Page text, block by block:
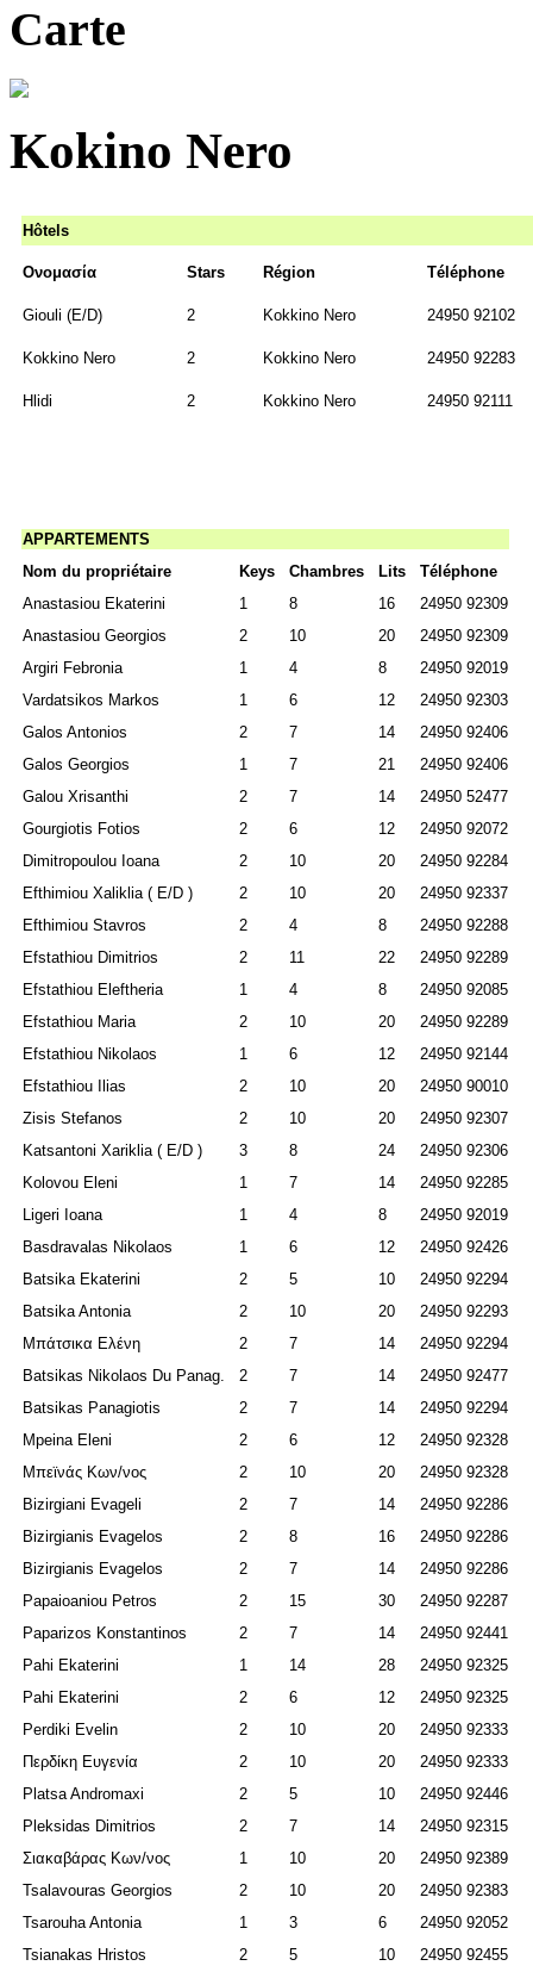
Carte
Kokino Nero
Hôtels
Ονομασία Stars Région Téléphone
Giouli (Ε/D) 2 Kokkino Nero 24950 92102
Kokkino Nero 2 Kokkino Nero 24950 92283
Hlidi 2 Kokkino Nero 24950 92111
APPARTEMENTS
Nom du propriétaire
Keys Chambres Lits
Téléphone
Anastasiou Ekaterini
1 8 16
24950 92309
Anastasiou Georgios
2 10 20
24950 92309
Argiri Febronia
1 4 8
24950 92019
Vardatsikos Markos
1 6 12
24950 92303
Galos Antonios
2 7 14
24950 92406
Galos Georgios
1 7 21
24950 92406
Galou Xrisanthi
2 7 14
24950 52477
Gourgiotis Fotios
2 6 12
24950 92072
Dimitropoulou Ioana
2 10 20
24950 92284
Efthimiou Xaliklia ( Ε/D )
2 10 20
24950 92337
Efthimiou Stavros
2 4 8
24950 92288
Efstathiou Dimitrios
2 11 22
24950 92289
Efstathiou Eleftheria
1 4 8
24950 92085
Efstathiou Maria 2 10 20
24950 92289
Efstathiou Nikolaos 1 6 12
24950 92144
Efstathiou Ilias
2 10 20
24950 90010
Zisis Stefanos
2 10 20
24950 92307
Katsantoni Xariklia ( Ε/D )
3 8 24
24950 92306
Kolovou Eleni
1 7 14
24950 92285
Ligeri Ioana
1 4 8
24950 92019
Basdravalas Nikolaos
1 6 12
24950 92426
Batsika Ekaterini
2 5 10
24950 92294
Batsika Antonia
2 10 20
24950 92293
Μπάτσικα Ελένη
2 7 14
24950 92294
Batsikas Nikolaos Du Panag.
2 7 14
24950 92477
Batsikas Panagiotis
2 7 14
24950 92294
Mpeina Eleni
2 6 12
24950 92328
Μπεϊνάς Κων/νος
2 10 20
24950 92328
Bizirgiani Evageli
2 7 14
24950 92286
Bizirgianis Evagelos 2 8 16
24950 92286
Bizirgianis Evagelos 2 7 14
24950 92286
Papaioaniou Petros
2 15 30
24950 92287
Paparizos Konstantinos
2 7 14
24950 92441
Pahi Ekaterini
1 14 28
24950 92325
Pahi Ekaterini
2 6 12
24950 92325
Perdiki Evelin
2 10 20
24950 92333
Περδίκη Ευγενία
2 10 20
24950 92333
Platsa Andromaxi
2 5 10
24950 92446
Pleksidas Dimitrios
2 7 14
24950 92315
Σιακαβάρας Κων/νος
1 10 20
24950 92389
Tsalavouras Georgios
2 10 20
24950 92383
Tsarouha Antonia
1 3 6
24950 92052
Tsianakas Hristos
2 5 10 24950 92455